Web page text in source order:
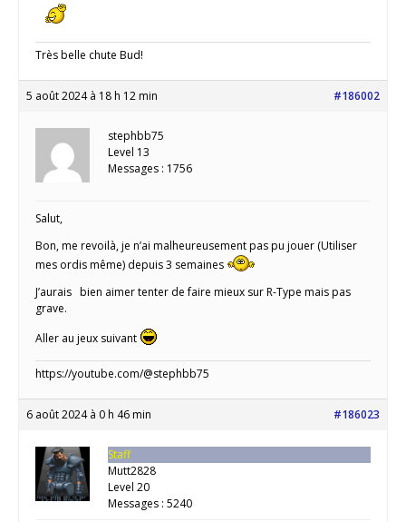
Très belle chute Bud!
5 août 2024 à 18 h 12 min #186002
stephbb75
Level 13
Messages : 1756
Salut,
Bon, me revoilà, je n’ai malheureusement pas pu jouer (Utiliser
mes ordis même) depuis 3 semaines
J’aurais bien aimer tenter de faire mieux sur R-Type mais pas
grave.
Aller au jeux suivant
https://youtube.com/@stephbb75
6 août 2024 à 0 h 46 min #186023
Staff
Mutt2828
Level 20
Messages : 5240